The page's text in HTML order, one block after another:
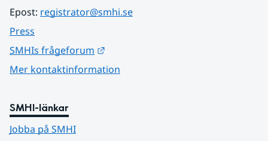
Epost: registrator@smhi.se
Press
SMHIs frågeforum
Mer kontaktinformation
SMHI-länkar
Jobba på SMHI